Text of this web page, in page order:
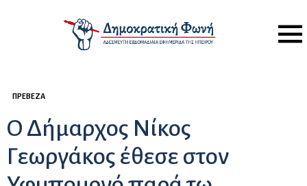
Menu
ΠΡΈΒΕΖΑ
Ο Δήμαρχος Νίκος
Γεωργάκος έθεσε στον